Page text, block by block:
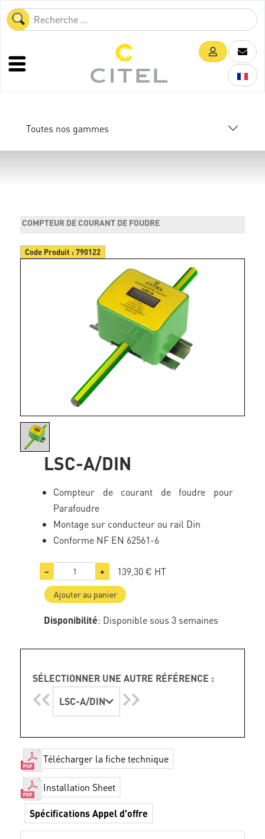
Toutes nos gammes
COMPTEUR DE COURANT DE FOUDRE
Code Produit :790122
LSC-A/DIN
Compteur de courant de foudre pour
Parafoudre
Montage sur conducteur ou rail Din
Conforme NF EN 62561-6
− + 139,30 € HT
Ajouter au panier
Disponibilité: Disponible sous 3 semaines
SÉLECTIONNER UNE AUTRE RÉFÉRENCE :
LSC-A/DIN
Télécharger la fiche technique
Installation Sheet
Spécifications Appel d'offre